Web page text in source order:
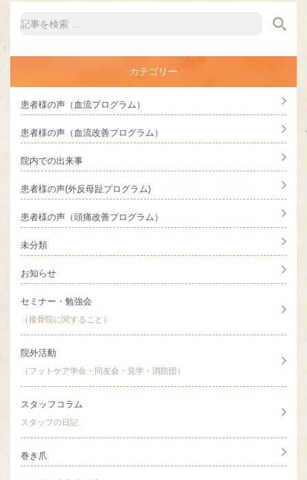
カテゴリー
患者様の声（血流プログラム）
患者様の声（血流改善プログラム）
院内での出来事
患者様の声(外反母趾プログラム)
患者様の声（頭痛改善プログラム）
未分類
お知らせ
セミナー・勉強会
（接骨院に関すること）
院外活動
（フットケア学会・同友会・見学・消防団）
スタッフコラム
スタッフの日記
巻き爪